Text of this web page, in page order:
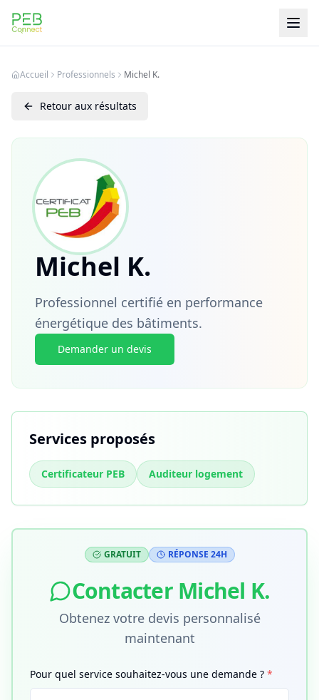
PEB Connect
Accueil Professionnels Michel K.
Retour aux résultats
Michel K.
Professionnel certifié en performance
énergétique des bâtiments.
Demander un devis
Services proposés
Certificateur PEB Auditeur logement
GRATUIT RÉPONSE 24H
Contacter Michel K.
Obtenez votre devis personnalisé
maintenant
Pour quel service souhaitez-vous une demande ? *